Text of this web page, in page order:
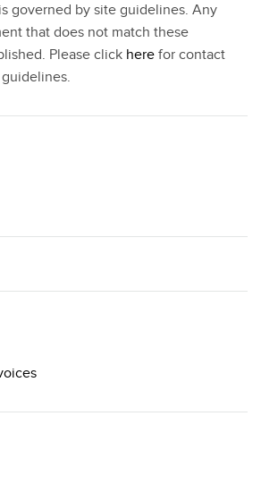
governed by site guidelines. Any
that does not match these
Please click here for contact